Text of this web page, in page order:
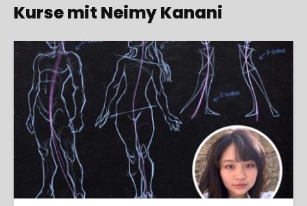
Kurse mit Neimy Kanani